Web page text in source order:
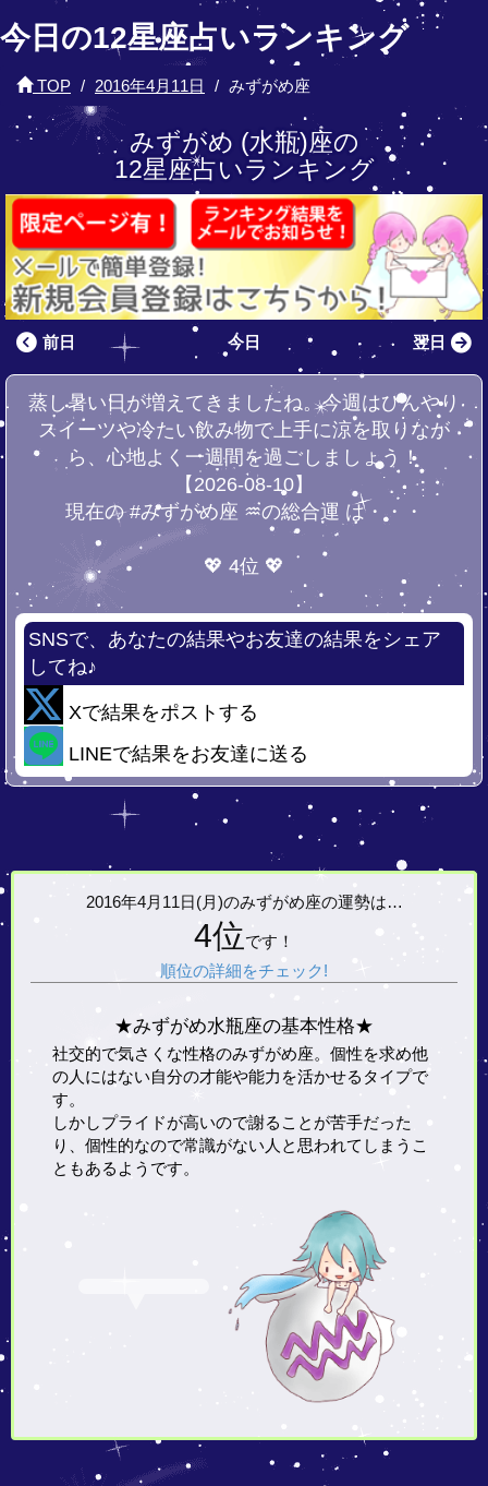
今日の12星座占いランキング
TOP 2016年4月11日 みずがめ座
みずがめ (水瓶)座の
12星座占いランキング
前日 今日 翌日
蒸し暑い日が増えてきましたね。今週はひんやり
スイーツや冷たい飲み物で上手に涼を取りなが
ら、心地よく一週間を過ごしましょう！
【2026-08-10】
現在の #みずがめ座 ♒の総合運 は・・・
💖 4位 💖
SNSで、あなたの結果やお友達の結果をシェア
してね♪
Xで結果をポストする
LINEで結果をお友達に送る
2016年4月11日(月)のみずがめ座の運勢は…
4位です！
順位の詳細をチェック!
★みずがめ水瓶座の基本性格★
社交的で気さくな性格のみずがめ座。個性を求め他
の人にはない自分の才能や能力を活かせるタイプで
す。
しかしプライドが高いので謝ることが苦手だった
り、個性的なので常識がない人と思われてしまうこ
ともあるようです。